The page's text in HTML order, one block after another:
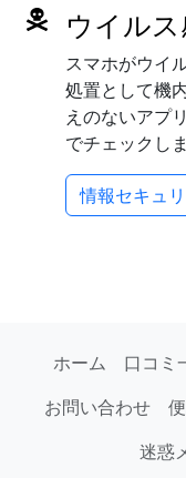
ウイル
スマホがウイ
処置として機
えのないアプ
でチェックし
情報セキュ
ホーム 口コミ
お問い合わせ
迷惑